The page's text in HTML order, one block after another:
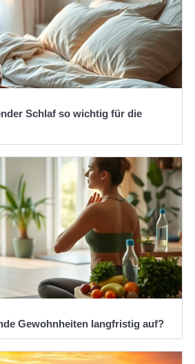
Schlaf so wichtig für die
Gewohnheiten langfristig auf?